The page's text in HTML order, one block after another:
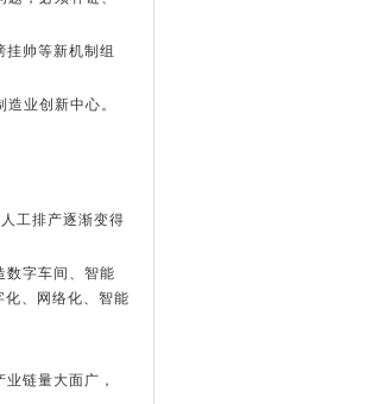
帅等新机制组
业创新中心。
工排产逐渐变得
数字车间、智能
、网络化、智能
链量大面广，